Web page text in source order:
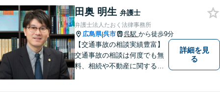
個人様・法人様の問題に幅広
く対応しています。
田奥 明生 弁護士
弁護士法人たおく法律事務所
広島県|呉市 呉駅 から徒歩9分
【交通事故の相談実績豊富】
交通事故の相談は何度でも無
料、相続や不動産に関する相
詳細を見
る